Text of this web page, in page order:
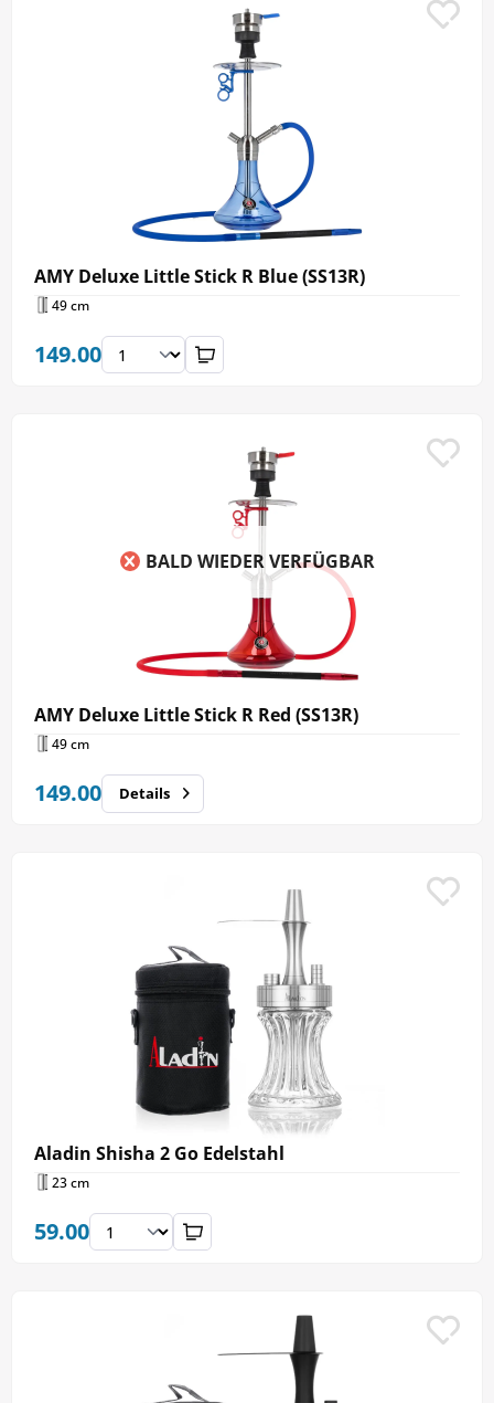
AMY Deluxe Little Stick R Blue (SS13R)
49 cm
149.00
BALD WIEDER VERFÜGBAR
AMY Deluxe Little Stick R Red (SS13R)
49 cm
149.00 Details
Aladin Shisha 2 Go Edelstahl
23 cm
59.00